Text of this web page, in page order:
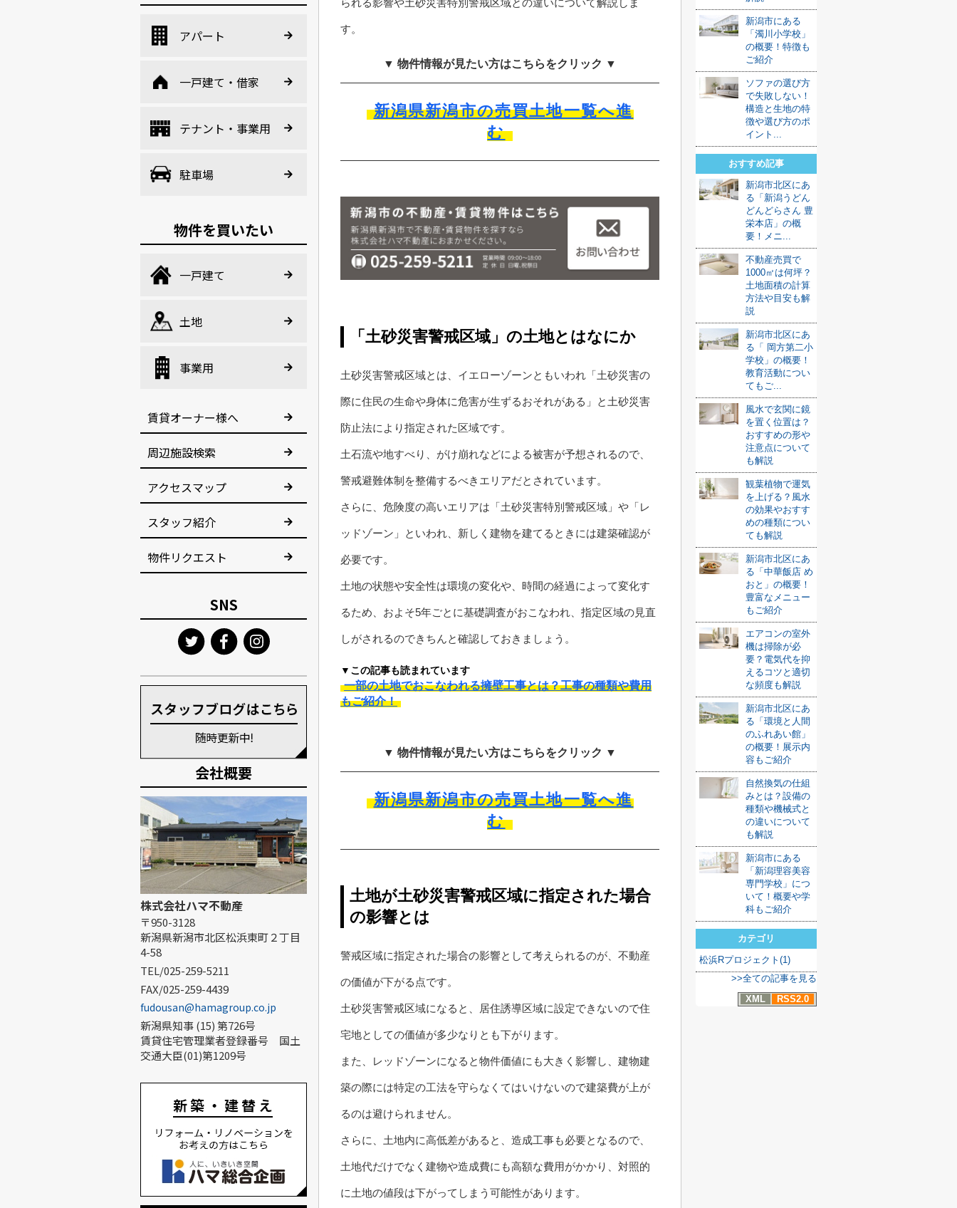
す。
▼ 物件情報が見たい方はこちらをクリック ▼
新潟県新潟市の売買土地一覧へ進
む
「土砂災害警戒区域」の土地とはなにか
土砂災害警戒区域とは、イエローゾーンともいわれ「土砂災害の
際に住民の生命や身体に危害が生ずるおそれがある」と土砂災害
防止法により指定された区域です。
土石流や地すべり、がけ崩れなどによる被害が予想されるので、
警戒避難体制を整備するべきエリアだとされています。
さらに、危険度の高いエリアは「土砂災害特別警戒区域」や「レ
ッドゾーン」といわれ、新しく建物を建てるときには建築確認が
必要です。
土地の状態や安全性は環境の変化や、時間の経過によって変化す
るため、およそ5年ごとに基礎調査がおこなわれ、指定区域の見直
しがされるのできちんと確認しておきましょう。
▼この記事も読まれています
一部の土地でおこなわれる擁壁工事とは？工事の種類や費用
もご紹介！
▼ 物件情報が見たい方はこちらをクリック ▼
新潟県新潟市の売買土地一覧へ進
む
土地が土砂災害警戒区域に指定された場合
の影響とは
警戒区域に指定された場合の影響として考えられるのが、不動産
の価値が下がる点です。
土砂災害警戒区域になると、居住誘導区域に設定できないので住
宅地としての価値が多少なりとも下がります。
また、レッドゾーンになると物件価値にも大きく影響し、建物建
築の際には特定の工法を守らなくてはいけないので建築費が上が
るのは避けられません。
さらに、土地内に高低差があると、造成工事も必要となるので、
土地代だけでなく建物や造成費にも高額な費用がかかり、対照的
に土地の値段は下がってしまう可能性があります。
新潟市にある
「濁川小学校」
の概要！特徴も
ご紹介
ソファの選び方
で失敗しない！
構造と生地の特
徴や選び方のポ
イント...
おすすめ記事
新潟市北区にあ
る「新潟うどん
どんどらさん 豊
栄本店」の概
要！メニ...
不動産売買で
1000㎡は何坪？
土地面積の計算
方法や目安も解
説
新潟市北区にあ
る「 岡方第二小
学校」の概要！
教育活動につい
てもご...
風水で玄関に鏡
を置く位置は？
おすすめの形や
注意点について
も解説
観葉植物で運気
を上げる？風水
の効果やおすす
めの種類につい
ても解説
新潟市北区にあ
る「中華飯店 め
おと」の概要！
豊富なメニュー
もご紹介
エアコンの室外
機は掃除が必
要？電気代を抑
えるコツと適切
な頻度も解説
新潟市北区にあ
る「環境と人間
のふれあい館」
の概要！展示内
容もご紹介
自然換気の仕組
みとは？設備の
種類や機械式と
の違いについて
も解説
新潟市にある
「新潟理容美容
専門学校」につ
いて！概要や学
科もご紹介
カテゴリ
松浜Rプロジェクト(1)
>>全ての記事を見る
XML
RSS2.0
アパート
一戸建て・借家
テナント・事業用
駐車場
物件を買いたい
一戸建て
土地
事業用
賃貸オーナー様へ
周辺施設検索
アクセスマップ
スタッフ紹介
物件リクエスト
SNS
会社概要
株式会社ハマ不動産
〒950-3128
新潟県新潟市北区松浜東町２丁目
4-58
TEL/025-259-5211
FAX/025-259-4439
fudousan@hamagroup.co.jp
新潟県知事 (15) 第726号
賃貸住宅管理業者登録番号 国土
交通大臣(01)第1209号